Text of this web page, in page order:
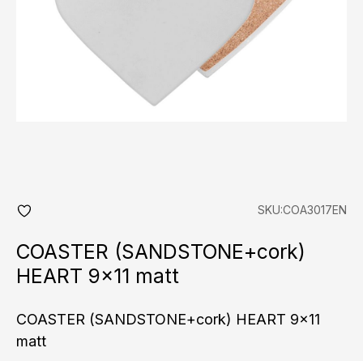
fav
SKU:COA3017EN
COASTER (SANDSTONE+cork)
HEART 9×11 matt
COASTER (SANDSTONE+cork) HEART 9x11
matt